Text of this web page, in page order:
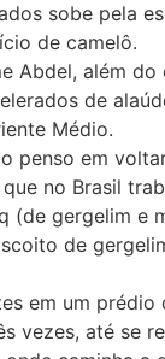
sobe pela
de camelô.
Abdel, além
de
Médio.
penso em
no Brasil
(de gergelim e
de
em um prédio
vezes, até se